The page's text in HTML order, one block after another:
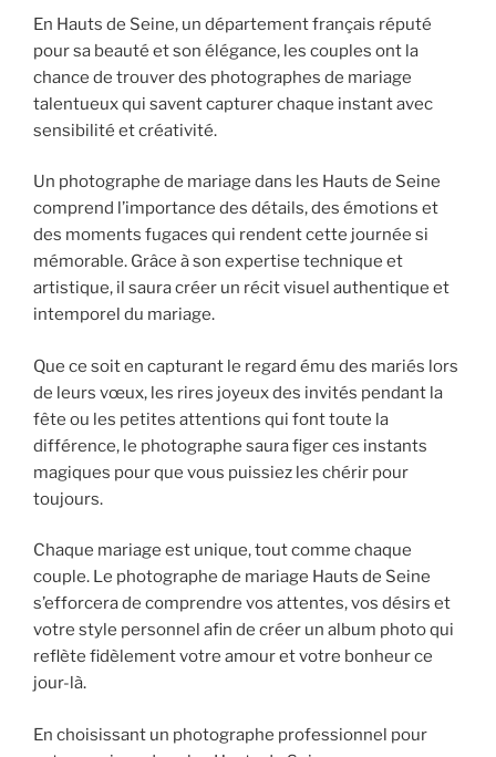
En Hauts de Seine, un département français réputé
pour sa beauté et son élégance, les couples ont la
chance de trouver des photographes de mariage
talentueux qui savent capturer chaque instant avec
sensibilité et créativité.
Un photographe de mariage dans les Hauts de Seine
comprend l’importance des détails, des émotions et
des moments fugaces qui rendent cette journée si
mémorable. Grâce à son expertise technique et
artistique, il saura créer un récit visuel authentique et
intemporel du mariage.
Que ce soit en capturant le regard ému des mariés lors
de leurs vœux, les rires joyeux des invités pendant la
fête ou les petites attentions qui font toute la
différence, le photographe saura figer ces instants
magiques pour que vous puissiez les chérir pour
toujours.
Chaque mariage est unique, tout comme chaque
couple. Le photographe de mariage Hauts de Seine
s’efforcera de comprendre vos attentes, vos désirs et
votre style personnel afin de créer un album photo qui
reflète fidèlement votre amour et votre bonheur ce
jour-là.
En choisissant un photographe professionnel pour